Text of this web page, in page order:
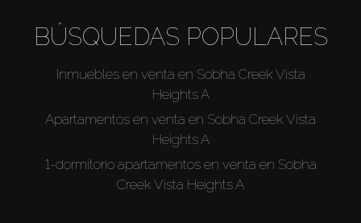
BÚSQUEDAS POPULARES
Inmuebles en venta en Sobha Creek Vista
Heights A
Apartamentos en venta en Sobha Creek Vista
Heights A
1-dormitorio apartamentos en venta en Sobha
Creek Vista Heights A